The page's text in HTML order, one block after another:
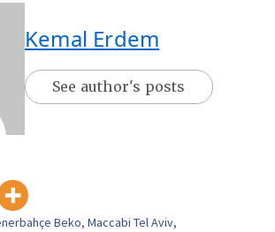
Kemal Erdem
See author's posts
Beko, Maccabi Tel Aviv,